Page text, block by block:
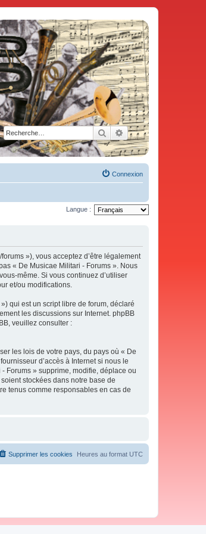
Rechercher
Recherche avancée
Connexion
Langue :
»), vous acceptez d’être légalement
« De Musicae Militari - Forums ». Nous
même. Si vous continuez d’utiliser
et/ou modifications.
qui est un script libre de forum, déclaré
les discussions sur Internet. phpBB
veuillez consulter :
les lois de votre pays, du pays où « De
d’accès à Internet si nous le
Forums » supprime, modifie, déplace ou
stockées dans notre base de
tenus comme responsables en cas de
Heures au format UTC
Supprimer les cookies